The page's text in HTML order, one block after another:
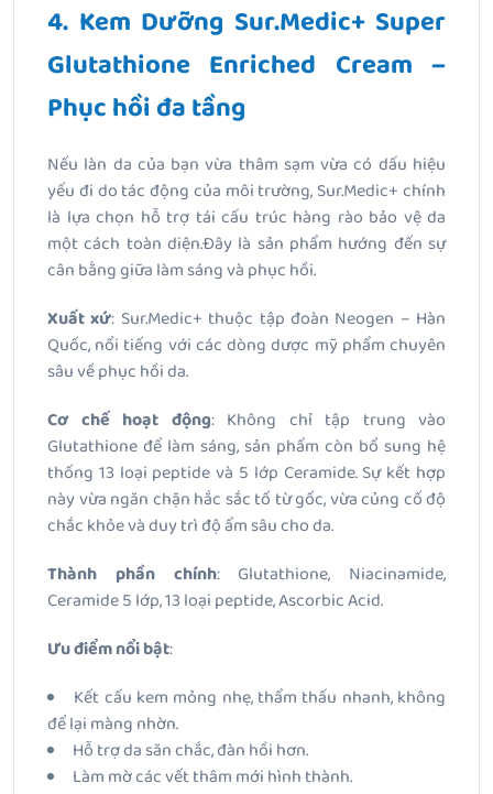
4. Kem Dưỡng Sur.Medic+ Super
Glutathione Enriched Cream –
Phục hồi đa tầng
Nếu làn da của bạn vừa thâm sạm vừa có dấu hiệu
yếu đi do tác động của môi trường, Sur.Medic+ chính
là lựa chọn hỗ trợ tái cấu trúc hàng rào bảo vệ da
một cách toàn diện.Đây là sản phẩm hướng đến sự
cân bằng giữa làm sáng và phục hồi.
Xuất xứ: Sur.Medic+ thuộc tập đoàn Neogen – Hàn
Quốc, nổi tiếng với các dòng dược mỹ phẩm chuyên
sâu về phục hồi da.
Cơ chế hoạt động: Không chỉ tập trung vào
Glutathione để làm sáng, sản phẩm còn bổ sung hệ
thống 13 loại peptide và 5 lớp Ceramide. Sự kết hợp
này vừa ngăn chặn hắc sắc tố từ gốc, vừa củng cố độ
chắc khỏe và duy trì độ ẩm sâu cho da.
Thành phần chính: Glutathione, Niacinamide,
Ceramide 5 lớp, 13 loại peptide, Ascorbic Acid.
Ưu điểm nổi bật:
Kết cấu kem mỏng nhẹ, thẩm thấu nhanh, không
để lại màng nhờn.
Hỗ trợ da săn chắc, đàn hồi hơn.
Làm mờ các vết thâm mới hình thành.